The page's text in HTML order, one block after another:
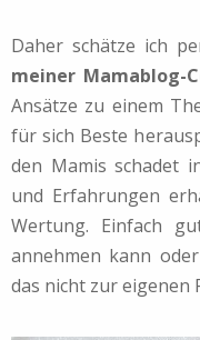
Daher schätze ich
meiner Mamablog-
Ansätze zu einem
für sich Beste
den Mamis schadet
und Erfahrungen
Wertung. Einfach
annehmen kann
das nicht zur eigenen